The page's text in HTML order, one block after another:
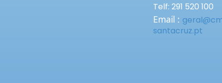
Telf: 291 520 100
Email :
santacruz.pt